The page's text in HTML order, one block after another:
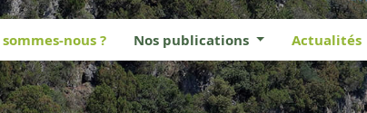
nous ? Nos publications Actualités